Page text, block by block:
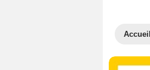
Accueil